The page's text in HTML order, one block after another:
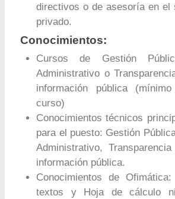
directivos o de asesoría en el
privado.
Conocimientos:
Cursos de Gestión
Administrativo o
información pública
curso)
Conocimientos técnicos
para el puesto: Gestión
Administrativo,
información pública.
Conocimientos de
textos y Hoja de cálculo